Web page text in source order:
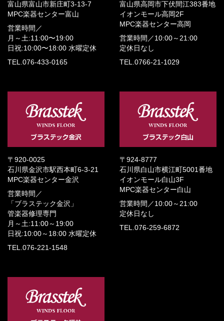
富山県富山市新庄町3-13-7
MPC楽器センター富山
営業時間／
月～土:11:00〜19:00
日祝:10:00〜18:00 水曜定休
TEL.076-433-0165
富山県高岡市下伏間江383番地
イオンモール高岡2F
MPC楽器センター高岡
営業時間／ 10:00～21:00
定休日なし
TEL.0766-21-1029
〒920-0025
石川県金沢市駅西本町6-3-21
MPC楽器センター金沢
営業時間／
「ブラステック金沢」
管楽器修理専門
月～土:11:00～19:00
日祝:10:00～18:00 水曜定休
TEL.076-221-1548
〒924-8777
石川県白山市横江町5001番地
イオンモール白山3F
MPC楽器センター白山
営業時間／ 10:00～21:00
定休日なし
TEL.076-259-6872